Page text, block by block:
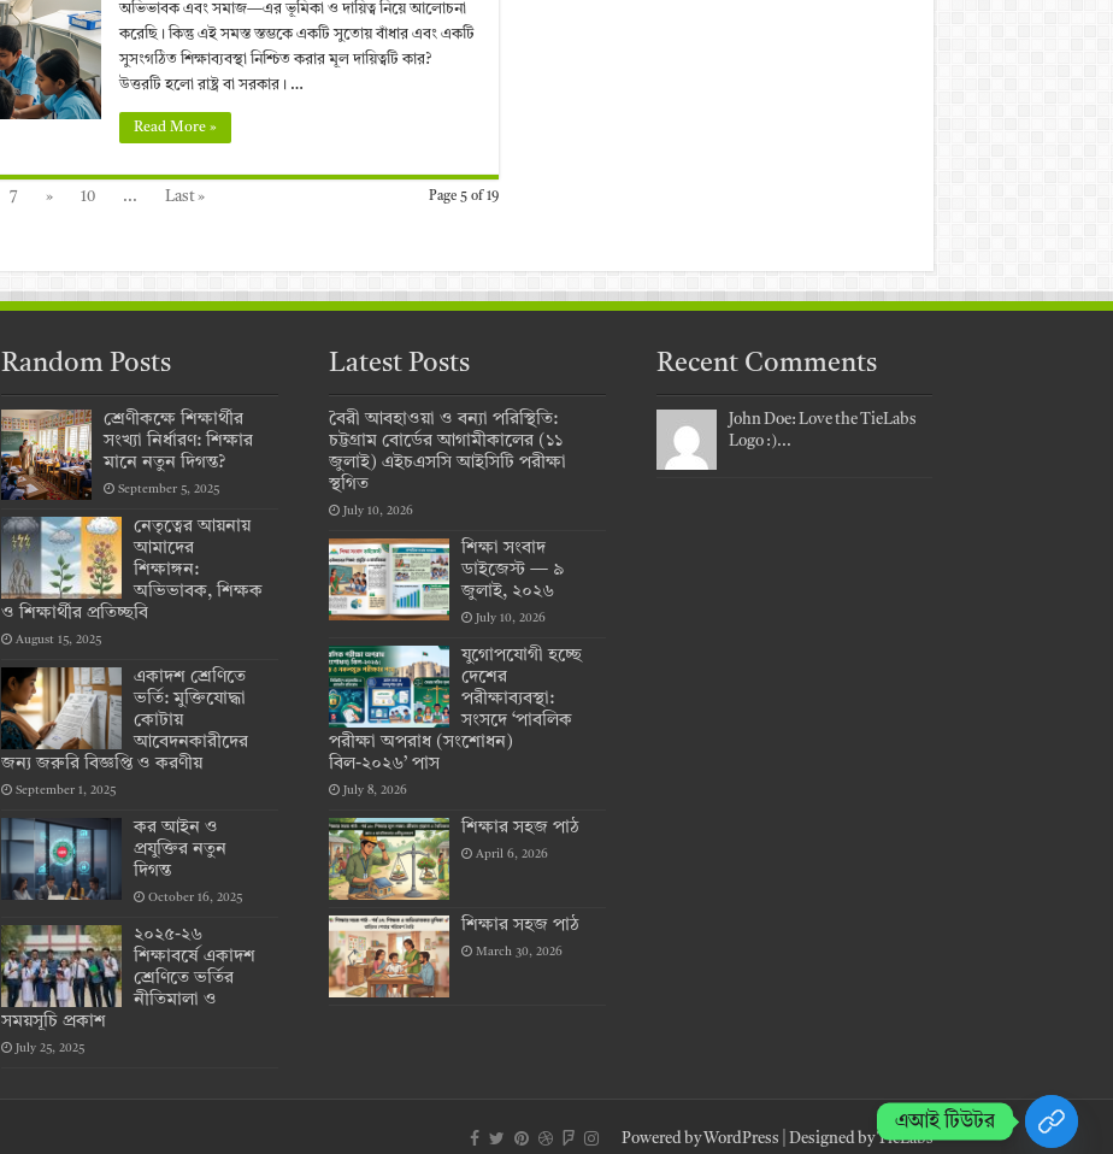
অভিভাবক এবং সমাজ—এর ভূমিকা ও দায়িত্ব নিয়ে আলোচনা
করেছি। কিন্তু এই সমস্ত স্তম্ভকে একটি সুতোয় বাঁধার এবং একটি
সুসংগঠিত শিক্ষাব্যবস্থা নিশ্চিত করার মূল দায়িত্বটি কার?
উত্তরটি হলো রাষ্ট্র বা সরকার। …
Read More »
Page 5 of 19
7 » 10 ... Last »
Random Posts
শ্রেণীকক্ষে শিক্ষার্থীর
সংখ্যা নির্ধারণ: শিক্ষার
মানে নতুন দিগন্ত?
September 5, 2025
নেতৃত্বের আয়নায়
আমাদের
শিক্ষাঙ্গন:
অভিভাবক, শিক্ষক
ও শিক্ষার্থীর প্রতিচ্ছবি
August 15, 2025
একাদশ শ্রেণিতে
ভর্তি: মুক্তিযোদ্ধা
কোটায়
আবেদনকারীদের
জন্য জরুরি বিজ্ঞপ্তি ও করণীয়
September 1, 2025
কর আইন ও
প্রযুক্তির নতুন
দিগন্ত
October 16, 2025
২০২৫-২৬
শিক্ষাবর্ষে একাদশ
শ্রেণিতে ভর্তির
নীতিমালা ও
সময়সূচি প্রকাশ
July 25, 2025
Latest Posts
বৈরী আবহাওয়া ও বন্যা পরিস্থিতি:
চট্টগ্রাম বোর্ডের আগামীকালের (১১
জুলাই) এইচএসসি আইসিটি পরীক্ষা
স্থগিত
July 10, 2026
শিক্ষা সংবাদ
ডাইজেস্ট — ৯
জুলাই, ২০২৬
July 10, 2026
যুগোপযোগী হচ্ছে
দেশের
পরীক্ষাব্যবস্থা:
সংসদে ‘পাবলিক
পরীক্ষা অপরাধ (সংশোধন)
বিল-২০২৬’ পাস
July 8, 2026
শিক্ষার সহজ পাঠ
April 6, 2026
শিক্ষার সহজ পাঠ
March 30, 2026
Recent Comments
John Doe: Love the TieLabs
Logo :)...
Powered byWordPress | Designed byTieLabs
এআই টিউটর